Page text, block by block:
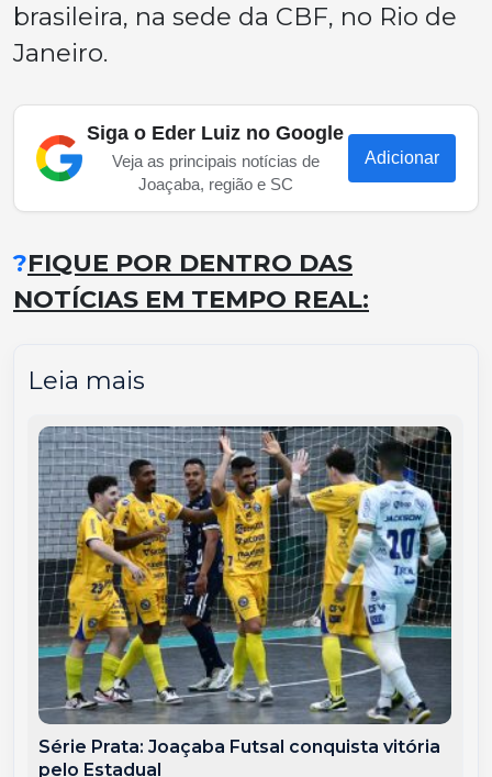
brasileira, na sede da CBF, no Rio de
Janeiro.
Siga o Eder Luiz no Google
Veja as principais notícias de
Joaçaba, região e SC
Adicionar
?FIQUE POR DENTRO DAS
NOTÍCIAS EM TEMPO REAL:
Leia mais
Série Prata: Joaçaba Futsal conquista vitória
pelo Estadual